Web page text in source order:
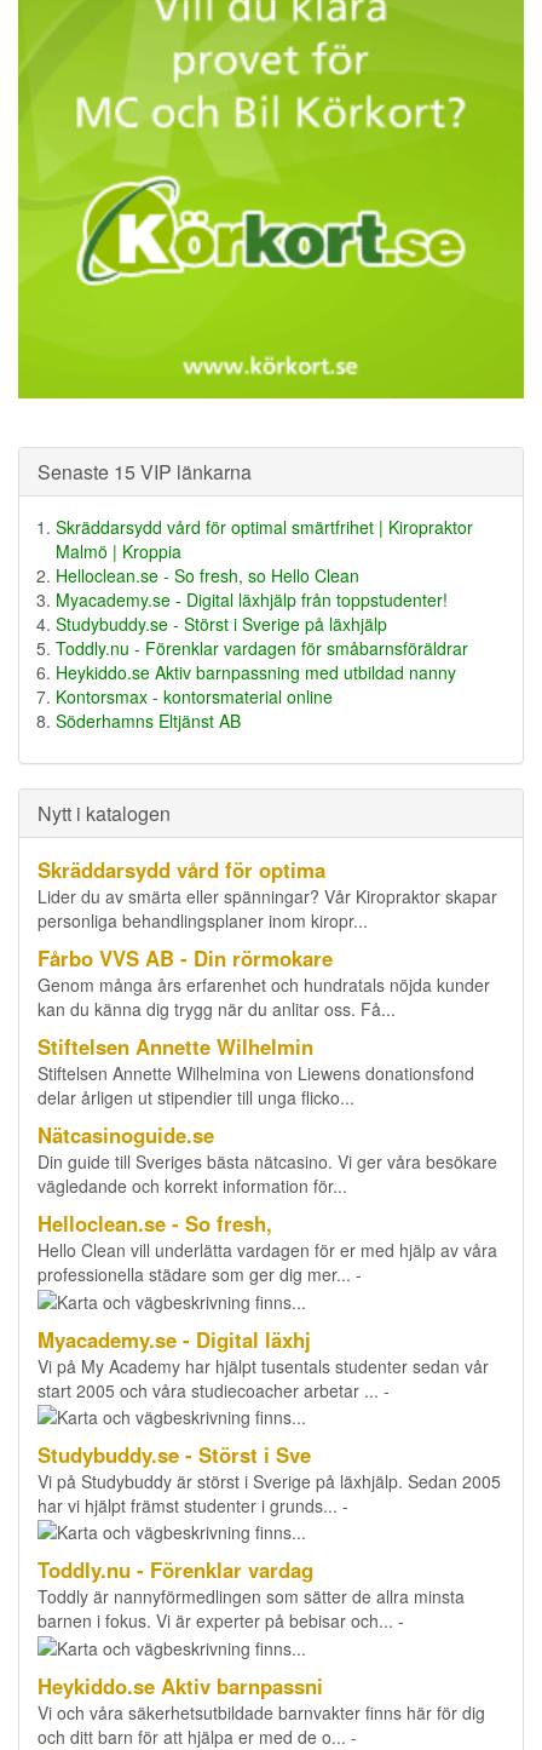
Senaste 15 VIP länkarna
Skräddarsydd vård för optimal smärtfrihet | Kiropraktor
Malmö | Kroppia
Helloclean.se - So fresh, so Hello Clean
Myacademy.se - Digital läxhjälp från toppstudenter!
Studybuddy.se - Störst i Sverige på läxhjälp
Toddly.nu - Förenklar vardagen för småbarnsföräldrar
Heykiddo.se Aktiv barnpassning med utbildad nanny
Kontorsmax - kontorsmaterial online
Söderhamns Eltjänst AB
Nytt i katalogen
Skräddarsydd vård för optima
Lider du av smärta eller spänningar? Vår Kiropraktor skapar
personliga behandlingsplaner inom kiropr...
Fårbo VVS AB - Din rörmokare
Genom många års erfarenhet och hundratals nöjda kunder
kan du känna dig trygg när du anlitar oss. Få...
Stiftelsen Annette Wilhelmin
Stiftelsen Annette Wilhelmina von Liewens donationsfond
delar årligen ut stipendier till unga flicko...
Nätcasinoguide.se
Din guide till Sveriges bästa nätcasino. Vi ger våra besökare
vägledande och korrekt information för...
Helloclean.se - So fresh,
Hello Clean vill underlätta vardagen för er med hjälp av våra
professionella städare som ger dig mer... -
Myacademy.se - Digital läxhj
Vi på My Academy har hjälpt tusentals studenter sedan vår
start 2005 och våra studiecoacher arbetar ... -
Studybuddy.se - Störst i Sve
Vi på Studybuddy är störst i Sverige på läxhjälp. Sedan 2005
har vi hjälpt främst studenter i grunds... -
Toddly.nu - Förenklar vardag
Toddly är nannyförmedlingen som sätter de allra minsta
barnen i fokus. Vi är experter på bebisar och... -
Heykiddo.se Aktiv barnpassni
Vi och våra säkerhetsutbildade barnvakter finns här för dig
och ditt barn för att hjälpa er med de o... -